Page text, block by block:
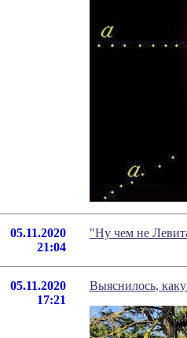
05.11.2020
21:04
"Ну чем не
05.11.2020
17:21
Выяснилось,